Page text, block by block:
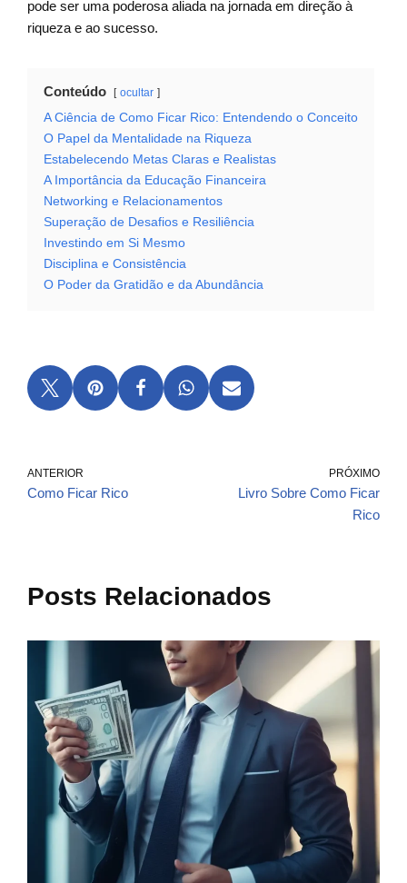
pode ser uma poderosa aliada na jornada em direção à
riqueza e ao sucesso.
Conteúdo ocultar
A Ciência de Como Ficar Rico: Entendendo o Conceito
O Papel da Mentalidade na Riqueza
Estabelecendo Metas Claras e Realistas
A Importância da Educação Financeira
Networking e Relacionamentos
Superação de Desafios e Resiliência
Investindo em Si Mesmo
Disciplina e Consistência
O Poder da Gratidão e da Abundância
ANTERIOR
Como Ficar Rico
PRÓXIMO
Livro Sobre Como Ficar
Rico
Posts Relacionados